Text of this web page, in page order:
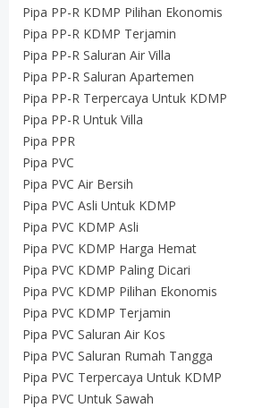
Pipa PP-R KDMP Pilihan Ekonomis
Pipa PP-R KDMP Terjamin
Pipa PP-R Saluran Air Villa
Pipa PP-R Saluran Apartemen
Pipa PP-R Terpercaya Untuk KDMP
Pipa PP-R Untuk Villa
Pipa PPR
Pipa PVC
Pipa PVC Air Bersih
Pipa PVC Asli Untuk KDMP
Pipa PVC KDMP Asli
Pipa PVC KDMP Harga Hemat
Pipa PVC KDMP Paling Dicari
Pipa PVC KDMP Pilihan Ekonomis
Pipa PVC KDMP Terjamin
Pipa PVC Saluran Air Kos
Pipa PVC Saluran Rumah Tangga
Pipa PVC Terpercaya Untuk KDMP
Pipa PVC Untuk Sawah